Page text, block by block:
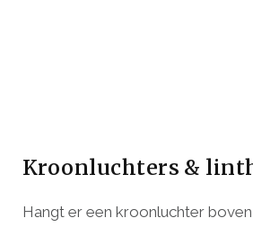
Kroonluchters &
Hangt er een kroonluchter